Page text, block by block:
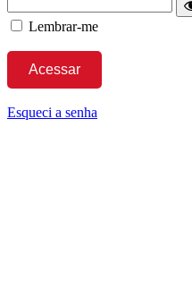
Lembrar-me
Esqueci a senha